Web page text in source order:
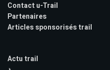
Contact u-Trail
Partenaires
Articles sponsorisés trail
Actu trail